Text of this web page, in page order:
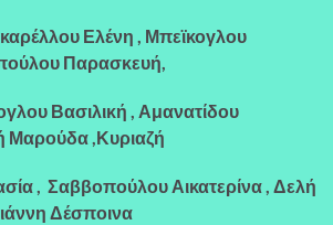
Ελένη , Μπεϊκογλου
Παρασκευή,
, Αμανατίδου
Μαρούδα ,Κυριαζή
Αικατερίνα , Δελή
Δέσποινα